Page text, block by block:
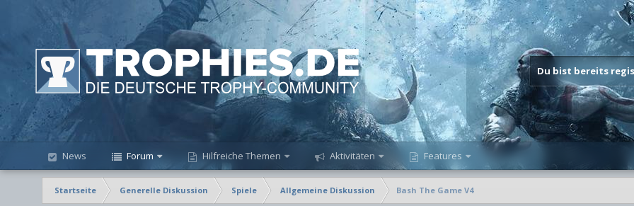
Du bist bereits
News Forum Hilfreiche Themen Aktivitäten Features
Startseite Generelle Diskussion Spiele Allgemeine Diskussion Bash The Game V4